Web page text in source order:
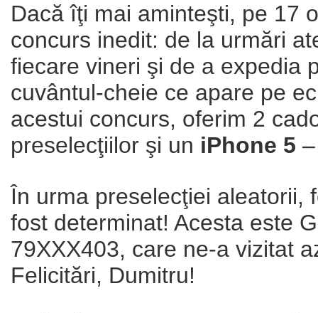
Dacă îţi mai aminteşti, pe 17
concurs inedit: de la urmări
fiecare vineri şi de a expedia
cuvântul-cheie ce apare pe
acestui concurs, oferim 2
preselecţiilor şi un iPhone 5
În urma preselecţiei aleatorii,
fost determinat! Acesta este
79XXX403, care ne-a vizitat
Felicitări, Dumitru!